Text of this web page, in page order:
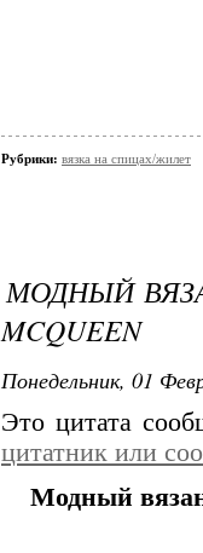
Рубрики: вязка на спицах/жилет
МОДНЫЙ
MCQUEEN
Понедельник, 01
Это цитата
цитатник или
Модный